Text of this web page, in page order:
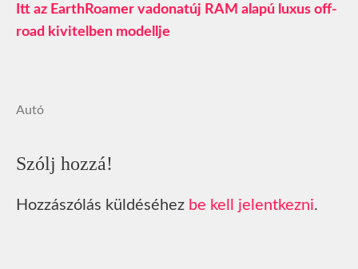
Itt az EarthRoamer vadonatúj RAM alapú luxus off-
road kivitelben modellje
Autó
Szólj hozzá!
Hozzászólás küldéséhez be kell jelentkezni.